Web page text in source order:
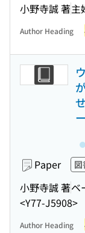
小野寺誠 著主
Author Heading
Paper 図
小野寺誠 著ベ
<Y77-J5908>
Author Heading